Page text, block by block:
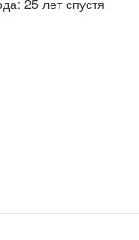
25 лет спустя